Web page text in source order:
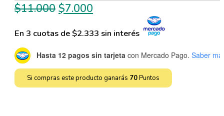
$11.000 El
original
era:
$11.000.
$7.000
actual
es:
$7.000.
En 3 cuotas de $2.333 sin interés
Hasta 12 pagos sin tarjeta con Mercado Pago. Saber
Si compras este producto ganarás 70Puntos